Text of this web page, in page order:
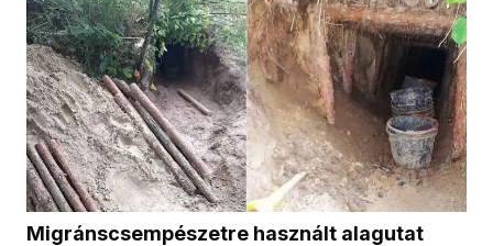
Migránscsempészetre használt alagutat